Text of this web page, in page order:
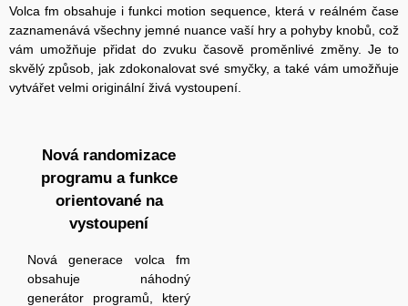
Volca fm obsahuje i funkci motion sequence, která v reálném čase
zaznamenává všechny jemné nuance vaší hry a pohyby knobů, což
vám umožňuje přidat do zvuku časově proměnlivé změny. Je to
skvělý způsob, jak zdokonalovat své smyčky, a také vám umožňuje
vytvářet velmi originální živá vystoupení.
Nová randomizace
programu a funkce
orientované na
vystoupení
Nová generace volca fm
obsahuje náhodný
generátor programů, který